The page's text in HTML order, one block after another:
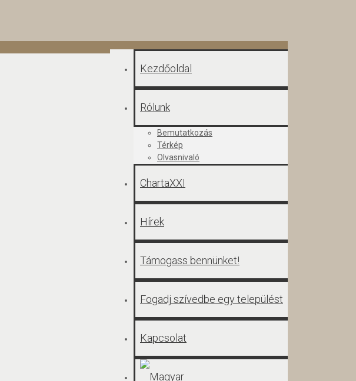
Kezdőoldal
Rólunk
Bemutatkozás
Térkép
Olvasnivaló
ChartaXXI
Hírek
Támogass bennünket!
Fogadj szívedbe egy települést
Kapcsolat